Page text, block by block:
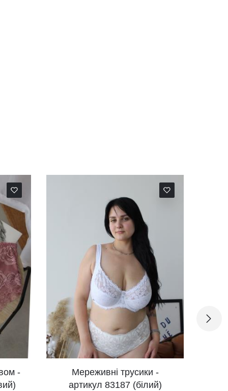
Мереживні трусики -
артикул 83187 (білий)
артикул 285